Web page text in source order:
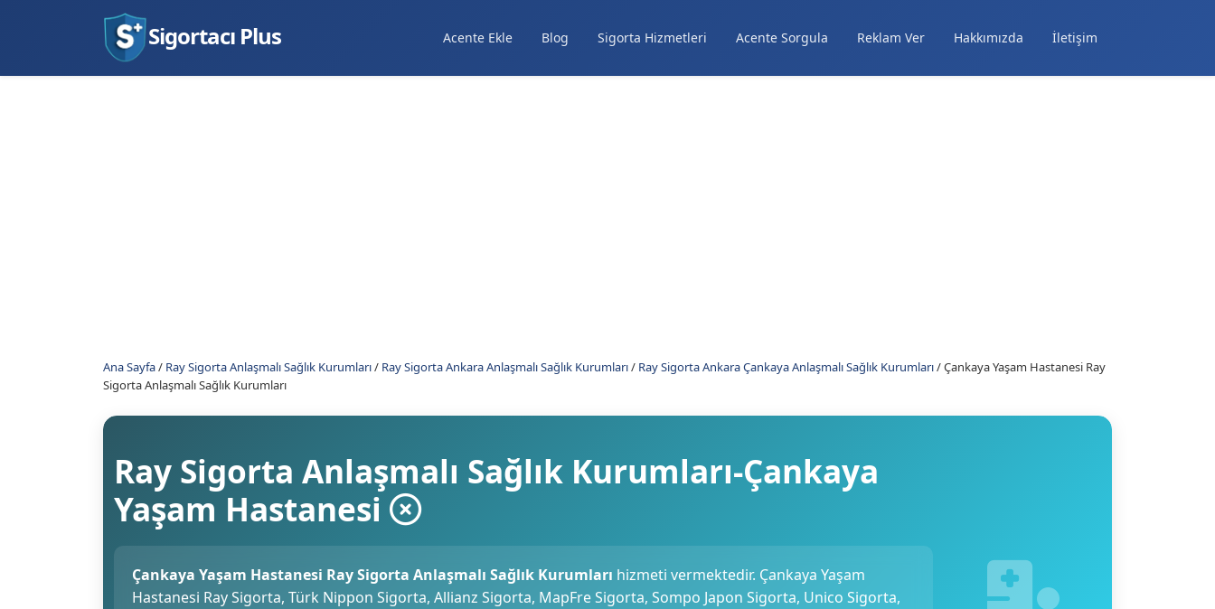
Sigortacı Plus Acente Ekle Blog Sigorta Hizmetleri Acente Sorgula Reklam Ver Hakkımızda İletişim
Ana Sayfa/ Ray Sigorta Anlaşmalı Sağlık Kurumları/ Ray Sigorta Ankara Anlaşmalı Sağlık Kurumları/ Ray Sigorta Ankara Çankaya Anlaşmalı Sağlık Kurumları/Çankaya Yaşam Hastanesi Ray
Sigorta Anlaşmalı Sağlık Kurumları
Ray Sigorta Anlaşmalı Sağlık Kurumları-Çankaya
Yaşam Hastanesi
Çankaya Yaşam Hastanesi Ray Sigorta Anlaşmalı Sağlık Kurumları hizmeti vermektedir. Çankaya Yaşam
Hastanesi Ray Sigorta, Türk Nippon Sigorta, Allianz Sigorta, MapFre Sigorta, Sompo Japon Sigorta, Unico Sigorta,